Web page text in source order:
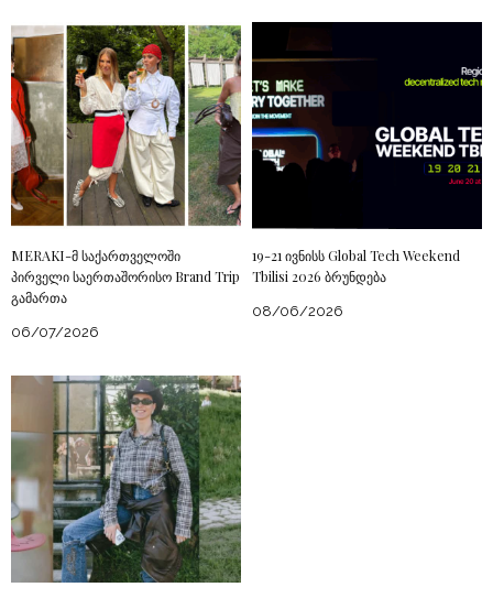
MERAKI-მ საქართველოში
პირველი საერთაშორისო Brand Trip
გამართა
06/07/2026
19-21 ივნისს Global Tech Weekend
Tbilisi 2026 ბრუნდება
08/06/2026